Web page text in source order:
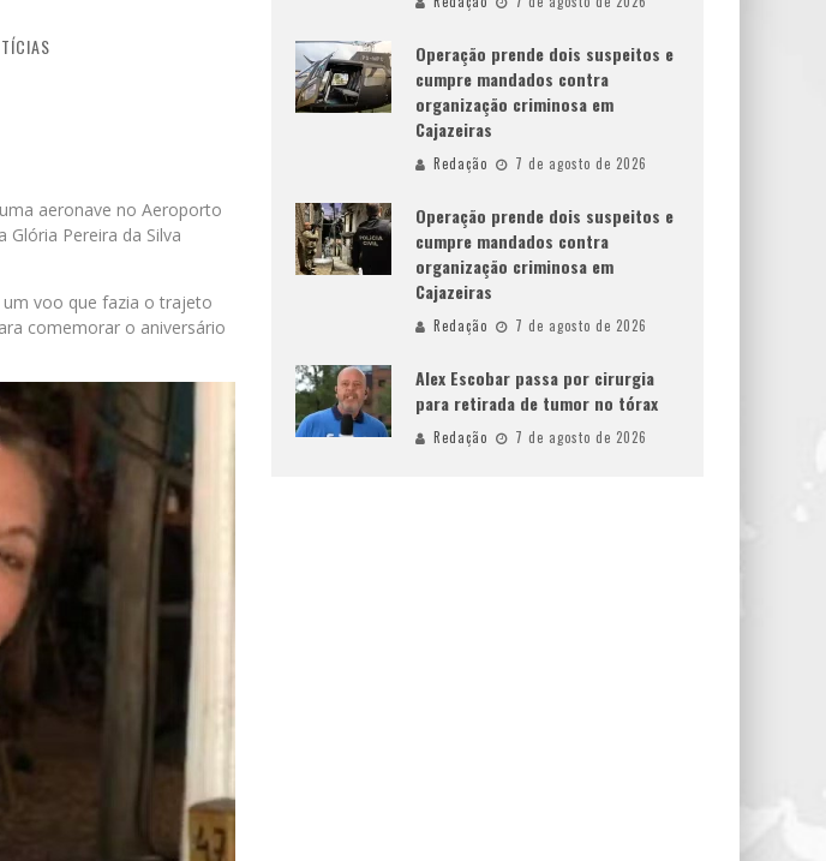
aeronave no Aeroporto
Pereira da Silva
um voo que fazia o trajeto
comemorar o aniversário
Operação prende dois suspeitos e
cumpre mandados contra
organização criminosa em
Cajazeiras
Redação 7 de agosto de 2026
Operação prende dois suspeitos e
cumpre mandados contra
organização criminosa em
Cajazeiras
Redação 7 de agosto de 2026
Alex Escobar passa por cirurgia
para retirada de tumor no tórax
Redação 7 de agosto de 2026